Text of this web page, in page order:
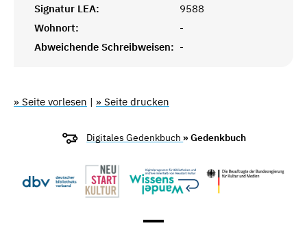
Signatur LEA:
9588
Wohnort:
-
Abweichende Schreibweisen: -
» Seite vorlesen | » Seite drucken
Digitales Gedenkbuch » Gedenkbuch